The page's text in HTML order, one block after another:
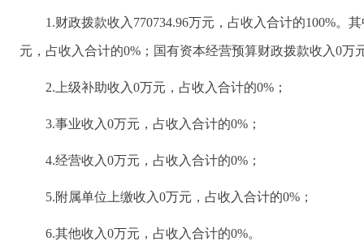
1.财政拨款收入770734.96万元，占收入合计的100%。
元，占收入合计的0%；国有资本经营预算财政拨款收入0万
2.上级补助收入0万元，占收入合计的0%；
3.事业收入0万元，占收入合计的0%；
4.经营收入0万元，占收入合计的0%；
5.附属单位上缴收入0万元，占收入合计的0%；
6.其他收入0万元，占收入合计的0%。